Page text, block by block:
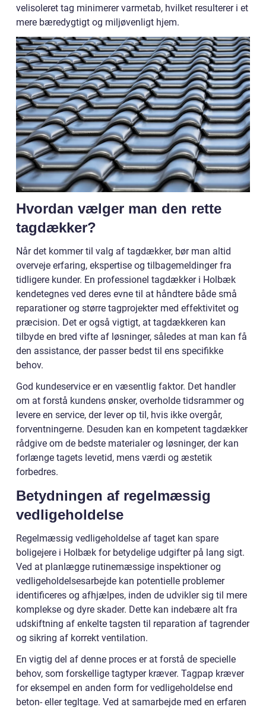
velisoleret tag minimerer varmetab, hvilket resulterer i et
mere bæredygtigt og miljøvenligt hjem.
Hvordan vælger man den rette
tagdækker?
Når det kommer til valg af tagdækker, bør man altid
overveje erfaring, ekspertise og tilbagemeldinger fra
tidligere kunder. En professionel tagdækker i Holbæk
kendetegnes ved deres evne til at håndtere både små
reparationer og større tagprojekter med effektivitet og
præcision. Det er også vigtigt, at tagdækkeren kan
tilbyde en bred vifte af løsninger, således at man kan få
den assistance, der passer bedst til ens specifikke
behov.
God kundeservice er en væsentlig faktor. Det handler
om at forstå kundens ønsker, overholde tidsrammer og
levere en service, der lever op til, hvis ikke overgår,
forventningerne. Desuden kan en kompetent tagdækker
rådgive om de bedste materialer og løsninger, der kan
forlænge tagets levetid, mens værdi og æstetik
forbedres.
Betydningen af regelmæssig
vedligeholdelse
Regelmæssig vedligeholdelse af taget kan spare
boligejere i Holbæk for betydelige udgifter på lang sigt.
Ved at planlægge rutinemæssige inspektioner og
vedligeholdelsesarbejde kan potentielle problemer
identificeres og afhjælpes, inden de udvikler sig til mere
komplekse og dyre skader. Dette kan indebære alt fra
udskiftning af enkelte tagsten til reparation af tagrender
og sikring af korrekt ventilation.
En vigtig del af denne proces er at forstå de specielle
behov, som forskellige tagtyper kræver. Tagpap kræver
for eksempel en anden form for vedligeholdelse end
beton- eller tegltage. Ved at samarbejde med en erfaren